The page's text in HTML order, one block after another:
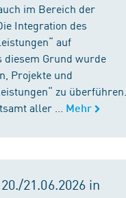
im Bereich der
Integration des
auf
diesem Grund wurde
Projekte und
zu überführen.
aller ...
Mehr
21.06.2026 in